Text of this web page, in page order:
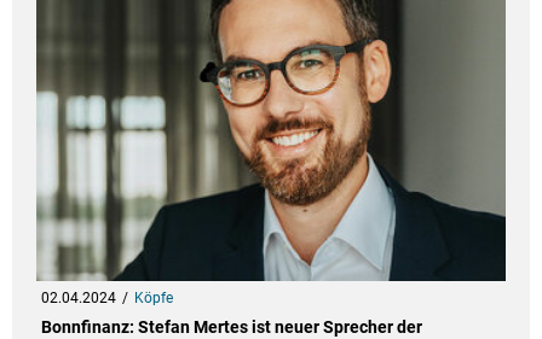
02.04.2024 Köpfe
Bonnfinanz: Stefan Mertes ist neuer Sprecher der